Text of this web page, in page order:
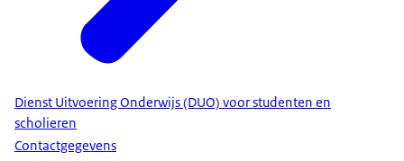
Dienst Uitvoering Onderwijs (DUO) voor studenten en
scholieren
Contactgegevens